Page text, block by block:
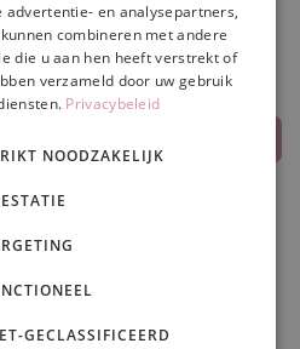
of korting
advertentie- en analysepartners,
combineren met andere
die u aan hen heeft verstrekt of
verzameld door uw gebruik
Privacybeleid
NOODZAKELIJK
GECLASSIFICEERD